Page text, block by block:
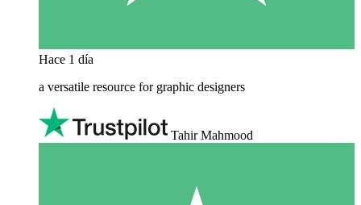
Hace 1 día
a versatile resource for graphic designers
Tahir Mahmood